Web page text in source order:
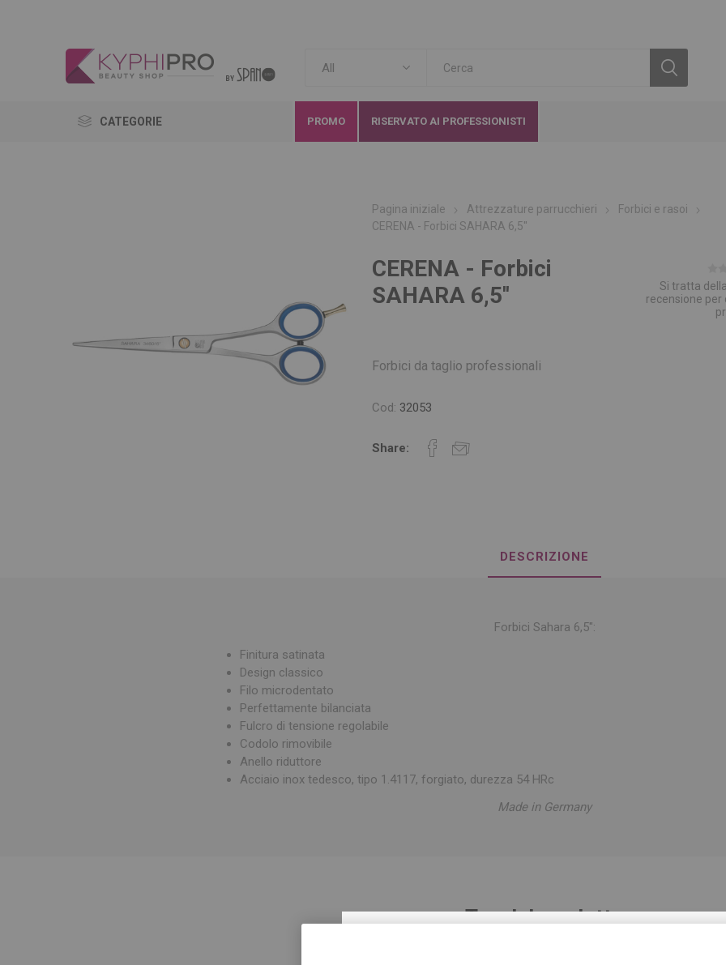
CATEGORIE PROMO RISERVATO AI PROFESSIONISTI
Pagina iniziale Attrezzature parrucchieri
Forbici e rasoi
CERENA - Forbici SAHARA 6,5''
CERENA - Forbici
SAHARA 6,5''
Si tratta
recensione per
Forbici da taglio professionali
Cod: 32053
Share:
DESCRIZIONE
Forbici Sahara 6,5″:
Finitura satinata
Design classico
Filo microdentato
Perfettamente bilanciata
Fulcro di tensione regolabile
Codolo rimovibile
Anello riduttore
Acciaio inox tedesco, tipo 1.4117, forgiato, durezza 54 HRc
Made in Germany
Tag del prodotto